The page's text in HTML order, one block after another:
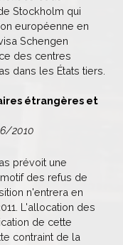
Stockholm qui
européenne en
Schengen
des centres
dans les États tiers.
étrangères et
2010
prévoit une
des refus de
n'entrera en
L'allocation des
de cette
contraint de la